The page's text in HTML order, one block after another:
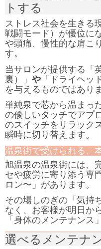
トする
ストレス社会を生きる
戦闘モード）が優位に
や頭痛、慢性的な肩こ
す。
当サロンが提供する「
裏）」 や 「ドライヘッ
を与えるものではあり
単純泉で芯から温まっ
の優しいタッチでアプ
のスイッチをリラック
瞬時に切り替えます。
温泉街で受けられる、
旭温泉の温泉街には、
セや疲労に寄り添う専
ロン〜」があります。
その場しのぎの「気持
なく、お客様が明日か
「身体のメンテナンス
選べるメンテナ